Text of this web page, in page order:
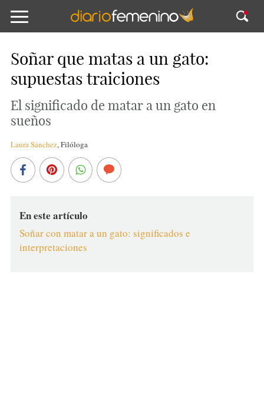
Soñar que matas a un gato:
supuestas traiciones
El significado de matar a un gato en
sueños
Laura Sánchez,Filóloga
En este artículo
Soñar con matar a un gato: significados e
interpretaciones